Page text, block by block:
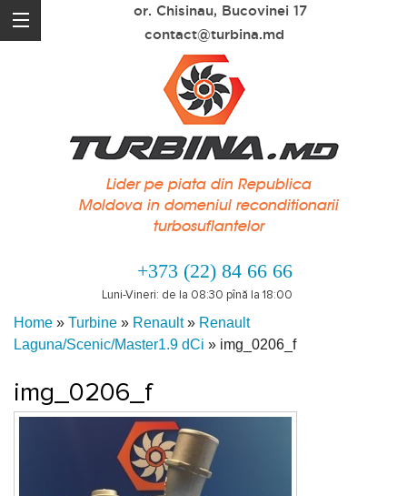
or. Chisinau, Bucovinei 17
contact@turbina.md
Lider pe piata din Republica
Moldova in domeniul reconditionarii
turbosuflantelor
+373 (22) 84 66 66
Luni-Vineri: de la 08:30 pînă la 18:00
Home » Turbine » Renault » Renault
Laguna/Scenic/Master1.9 dCi » img_0206_f
img_0206_f